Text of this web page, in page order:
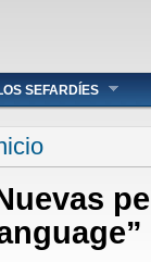
SEFARDÍES
encuentra